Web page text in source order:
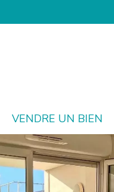
VENDRE UN BIEN